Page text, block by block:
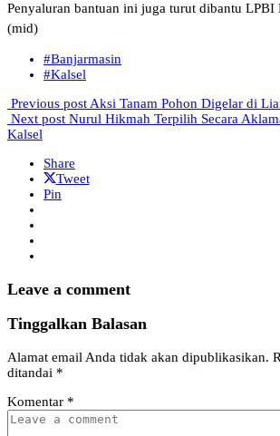
Penyaluran bantuan ini juga turut dibantu LPBI
(mid)
#Banjarmasin
#Kalsel
Previous postAksi Tanam Pohon Digelar di
Next post Nurul Hikmah Terpilih Secara
Kalsel
Share
Tweet
Pin
Leave a comment
Tinggalkan Balasan
Alamat email Anda tidak akan dipublikasikan.
ditandai *
Komentar *